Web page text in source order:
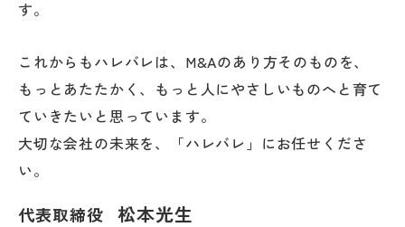
す。
これからもハレバレは、M&Aのあり方そのものを、
もっとあたたかく、もっと人にやさしいものへと育て
ていきたいと思っています。
大切な会社の未来を、「ハレバレ」にお任せくださ
い。
代表取締役 松本光生